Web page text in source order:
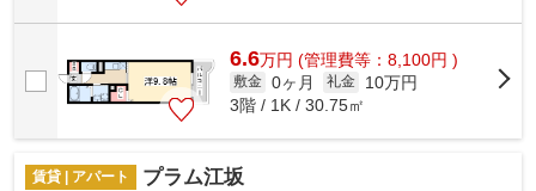
6.6万円 (管理費等：8,100円 )
敷金 0ヶ月 礼金
10万円
3階 / 1K / 30.75㎡
賃貸 | アパート プラム江坂